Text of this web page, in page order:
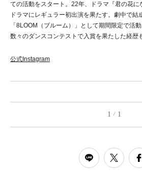
ての活動をスタート。22年、ドラマ『君の花に
ドラマにレギュラー初出演を果たす。劇中で結
「8LOOM（ブルーム）」として期間限定で活
数々のダンスコンテストで入賞を果たした経歴
公式Instagram
1 / 1